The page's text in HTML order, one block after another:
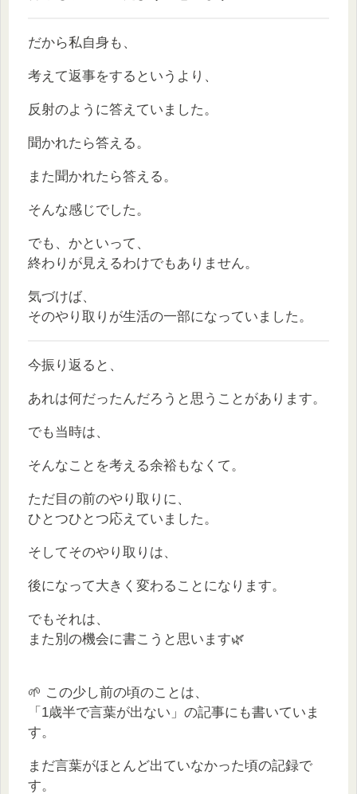
だから私自身も、
考えて返事をするというより、
反射のように答えていました。
聞かれたら答える。
また聞かれたら答える。
そんな感じでした。
でも、かといって、
終わりが見えるわけでもありません。
気づけば、
そのやり取りが生活の一部になっていました。
今振り返ると、
あれは何だったんだろうと思うことがあります。
でも当時は、
そんなことを考える余裕もなくて。
ただ目の前のやり取りに、
ひとつひとつ応えていました。
そしてそのやり取りは、
後になって大きく変わることになります。
でもそれは、
また別の機会に書こうと思います🌿
🌱 この少し前の頃のことは、
「1歳半で言葉が出ない」の記事にも書いていま
す。
まだ言葉がほとんど出ていなかった頃の記録で
す。